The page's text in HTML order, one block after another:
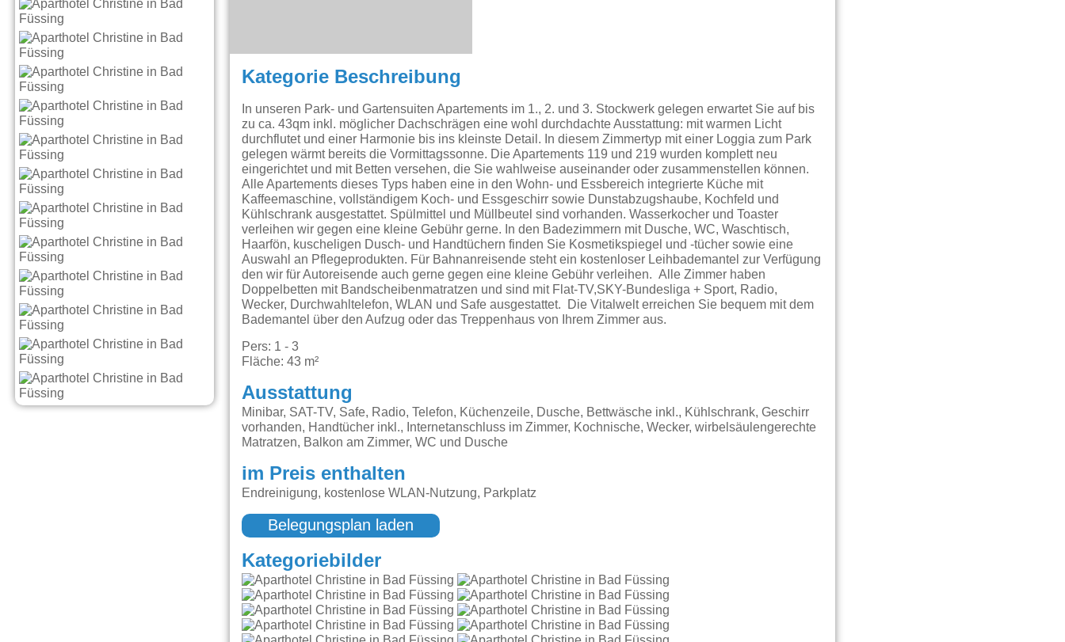
Kategorie Beschreibung
In unseren Park- und Gartensuiten Apartements im 1., 2. und 3. Stockwerk gelegen erwartet Sie auf bis
zu ca. 43qm inkl. möglicher Dachschrägen eine wohl durchdachte Ausstattung: mit warmen Licht
durchflutet und einer Harmonie bis ins kleinste Detail. In diesem Zimmertyp mit einer Loggia zum Park
gelegen wärmt bereits die Vormittagssonne. Die Apartements 119 und 219 wurden komplett neu
eingerichtet und mit Betten versehen, die Sie wahlweise auseinander oder zusammenstellen können.
Alle Apartements dieses Typs haben eine in den Wohn- und Essbereich integrierte Küche mit
Kaffeemaschine, vollständigem Koch- und Essgeschirr sowie Dunstabzugshaube, Kochfeld und
Kühlschrank ausgestattet. Spülmittel und Müllbeutel sind vorhanden. Wasserkocher und Toaster
verleihen wir gegen eine kleine Gebühr gerne. In den Badezimmern mit Dusche, WC, Waschtisch,
Haarfön, kuscheligen Dusch- und Handtüchern finden Sie Kosmetikspiegel und -tücher sowie eine
Auswahl an Pflegeprodukten. Für Bahnanreisende steht ein kostenloser Leihbademantel zur Verfügung
den wir für Autoreisende auch gerne gegen eine kleine Gebühr verleihen. Alle Zimmer haben
Doppelbetten mit Bandscheibenmatratzen und sind mit Flat-TV,SKY-Bundesliga + Sport, Radio,
Wecker, Durchwahltelefon, WLAN und Safe ausgestattet. Die Vitalwelt erreichen Sie bequem mit dem
Bademantel über den Aufzug oder das Treppenhaus von Ihrem Zimmer aus.
Pers: 1 - 3
Fläche: 43 m²
Ausstattung
Minibar, SAT-TV, Safe, Radio, Telefon, Küchenzeile, Dusche, Bettwäsche inkl., Kühlschrank, Geschirr
vorhanden, Handtücher inkl., Internetanschluss im Zimmer, Kochnische, Wecker, wirbelsäulengerechte
Matratzen, Balkon am Zimmer, WC und Dusche
im Preis enthalten
Endreinigung, kostenlose WLAN-Nutzung, Parkplatz
Belegungsplan laden
Kategoriebilder